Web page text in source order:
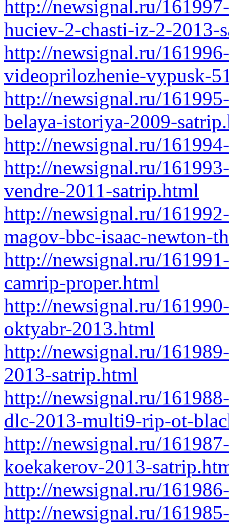
http://newsignal.ru/
huciev-2-chasti-iz-2-2013-
http://newsignal.ru/
videoprilozhenie-vypusk-
http://newsignal.ru/
belaya-istoriya-2009-
http://newsignal.ru/
http://newsignal.ru/
vendre-2011-satrip.html
http://newsignal.ru/
magov-bbc-isaac-newton-
http://newsignal.ru/
camrip-proper.html
http://newsignal.ru/
oktyabr-2013.html
http://newsignal.ru/
2013-satrip.html
http://newsignal.ru/
dlc-2013-multi9-rip-ot-
http://newsignal.ru/
koekakerov-2013-
http://newsignal.ru/
http://newsignal.ru/